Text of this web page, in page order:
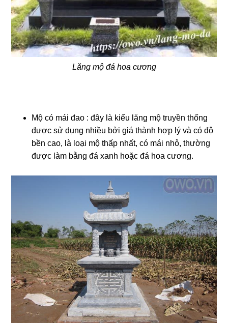
Lăng mộ đá hoa cương
Mộ có mái đao : đây là kiểu lăng mộ truyền thống
được sử dụng nhiều bởi giá thành hợp lý và có độ
bền cao, là loại mộ thấp nhất, có mái nhỏ, thường
được làm bằng đá xanh hoặc đá hoa cương.